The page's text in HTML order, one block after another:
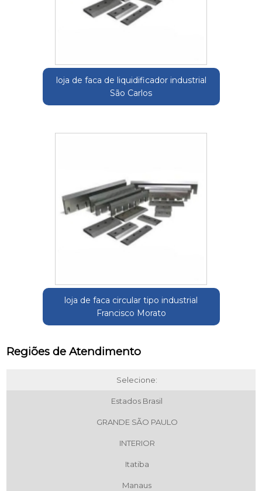
loja de faca de liquidificador industrial
São Carlos
loja de faca circular tipo industrial
Francisco Morato
Regiões de Atendimento
Selecione:
Estados Brasil
GRANDE SÃO PAULO
INTERIOR
Itatiba
Manaus